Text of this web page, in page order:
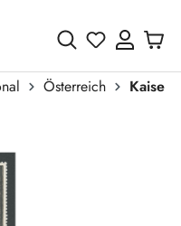
Du hast 0
Österreich